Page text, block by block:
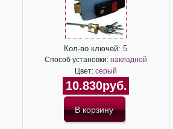
Кол-во ключей: 5
Способ установки: накладной
Цвет: серый
10.830руб.